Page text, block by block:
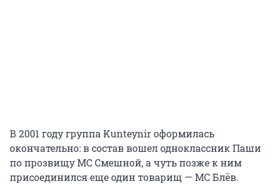
В 2001 году группа Kunteynir оформилась
окончательно: в состав вошел одноклассник Паши
по прозвищу МС Смешной, а чуть позже к ним
присоединился еще один товарищ — МС Блёв.